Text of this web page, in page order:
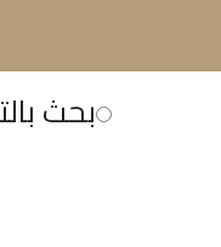
بحث